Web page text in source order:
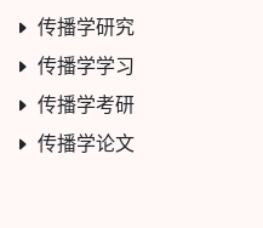
传播学研究
传播学学习
传播学考研
传播学论文